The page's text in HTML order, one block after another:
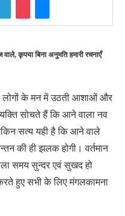
कृपया बिना अनुमति हमारी रचनाएँ
के मन में उठती आशाओं और
सोचते हैं कि आने वाला नव
सत्य यही है कि आने वाले
की ही झलक होगी। वर्तमान
समय सुन्दर एवं सुखद हो
हुए सभी के लिए मंगलकामना